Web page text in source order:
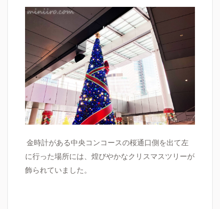
金時計がある中央コンコースの桜通口側を出て左
に行った場所には、煌びやかなクリスマスツリーが
飾られていました。